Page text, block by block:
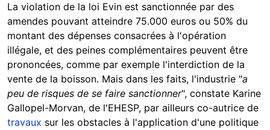
La violation de la loi Evin est sanctionnée par des
amendes pouvant atteindre 75.000 euros ou 50% du
montant des dépenses consacrées à l'opération
illégale, et des peines complémentaires peuvent être
prononcées, comme par exemple l'interdiction de la
vente de la boisson. Mais dans les faits, l'industrie "a
peu de risques de se faire sanctionner", constate Karine
Gallopel-Morvan, de l'EHESP, par ailleurs co-autrice de
travaux sur les obstacles à l'application d'une politique